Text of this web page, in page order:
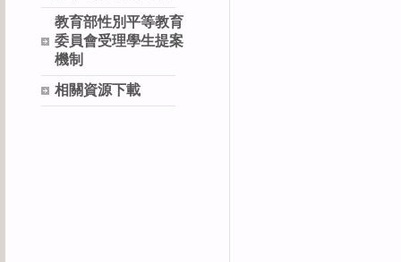
教育部性別平等教育
委員會受理學生提案
機制
相關資源下載